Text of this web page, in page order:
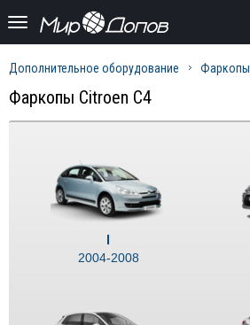
Дополнительное оборудование Фаркопы
Фаркопы Citroen C4
I
2004-2008